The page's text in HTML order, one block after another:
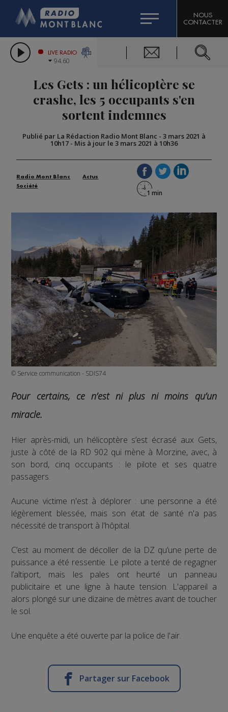
LES CHRONIQUES DE L'EXPERT
CITIZEN MACHINERY
GRAND MASSIF DOMAINES SKIABLES
BIGARD
COMPAGNIE DU MONT-BLANC
NOUS
CONTACTER
LIVE RADIO
94.60
Les Gets : un hélicoptère se
crashe, les 5 occupants s'en
sortent indemnes
Publié par La Rédaction Radio Mont Blanc - 3 mars 2021 à
10h17 - Mis à jour le 3 mars 2021 à 10h36
Radio Mont Blanc
Actus
Société
© Service communication - SDIS74
Pour certains, ce n’est ni plus ni moins qu’un
miracle.
Hier après-midi, un hélicoptère s’est écrasé aux Gets,
juste à côté de la RD 902 qui mène à Morzine, avec, à
son bord, cinq occupants : le pilote et ses quatre
passagers.
Aucune victime n'est à déplorer : une personne a été
légèrement blessée, mais son état de santé n'a pas
nécessité de transport à l'hôpital.
C’est au moment de décoller de la DZ qu’une perte de
puissance a été ressentie. Le pilote a tenté de regagner
l’altiport, mais les pales ont heurté un panneau
publicitaire et une ligne à haute tension. L'appareil a
alors plongé sur une dizaine de mètres avant de toucher
le sol.
Une enquête a été ouverte par la police de l'air.
Partager sur Facebook